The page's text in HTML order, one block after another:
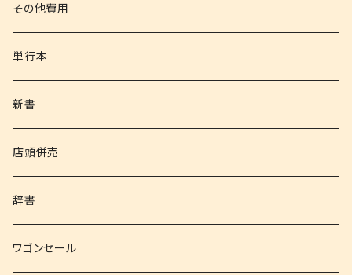
その他書籍
書籍以外
その他費用
単行本
新書
店頭併売
辞書
ワゴンセール